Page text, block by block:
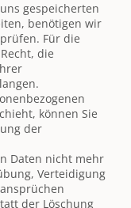
gespeicherten
benötigen wir
Für die
die
können Sie
der
Daten nicht mehr
Verteidigung
der Löschung